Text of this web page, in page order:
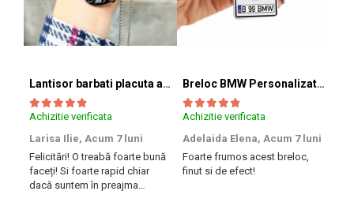
Lantisor barbati placuta army (inox)
Achizitie verificata
Larisa Ilie, Acum 7 luni
Felicitări! O treabă foarte bună
faceți! Si foarte rapid chiar
dacă suntem în preajma
Breloc BMW Personalizat cu Marca si Numarul Masinii
Achizitie verificata
Adelaida Elena, Acum 7 luni
Foarte frumos acest breloc,
finut si de efect!